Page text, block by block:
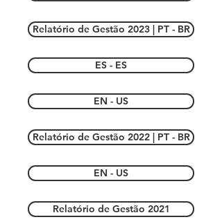
Relatório de Gestão 2023 | PT - BR
ES - ES
EN - US
Relatório de Gestão 2022 | PT - BR
EN - US
Relatório de Gestão 2021